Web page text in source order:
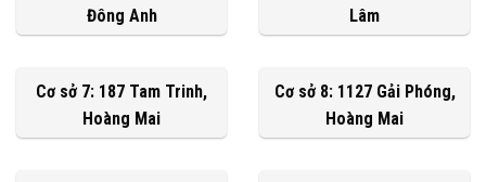
Đông Anh
Lâm
Cơ sở 7: 187 Tam Trinh,
Hoàng Mai
Cơ sở 8: 1127 Gải Phóng,
Hoàng Mai